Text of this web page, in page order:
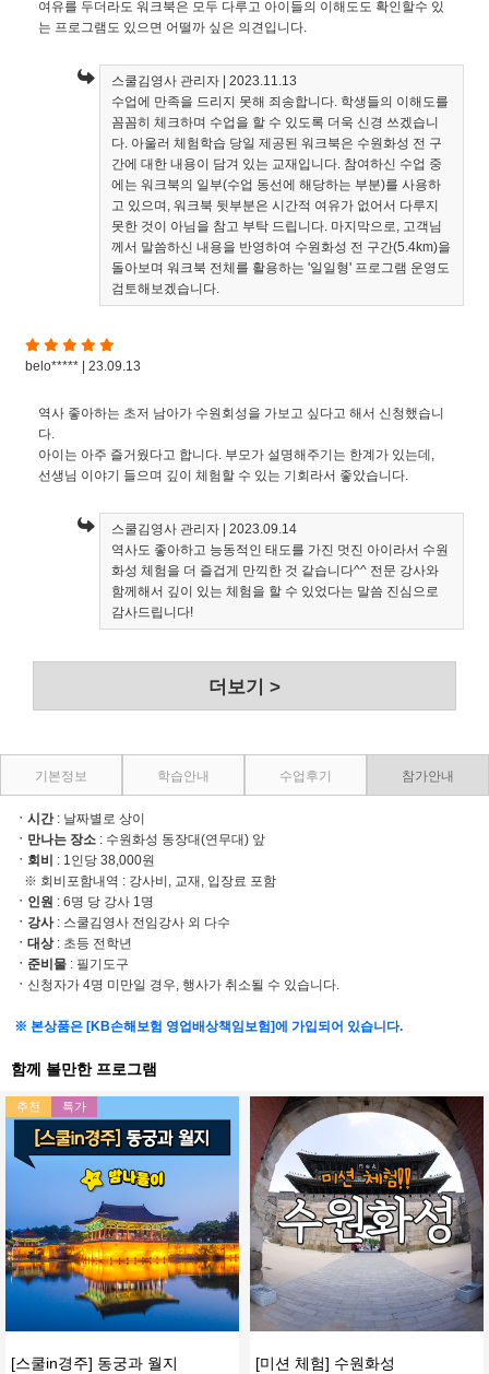
여유를 두더라도 워크북은 모두 다루고 아이들의 이해도도 확인할수 있
는 프로그램도 있으면 어떨까 싶은 의견입니다.
스쿨김영사 관리자| 2023.11.13
수업에 만족을 드리지 못해 죄송합니다. 학생들의 이해도를
꼼꼼히 체크하며 수업을 할 수 있도록 더욱 신경 쓰겠습니
다. 아울러 체험학습 당일 제공된 워크북은 수원화성 전 구
간에 대한 내용이 담겨 있는 교재입니다. 참여하신 수업 중
에는 워크북의 일부(수업 동선에 해당하는 부분)를 사용하
고 있으며, 워크북 뒷부분은 시간적 여유가 없어서 다루지
못한 것이 아님을 참고 부탁 드립니다. 마지막으로, 고객님
께서 말씀하신 내용을 반영하여 수원화성 전 구간(5.4km)을
돌아보며 워크북 전체를 활용하는 '일일형' 프로그램 운영도
검토해보겠습니다.
belo***** | 23.09.13
역사 좋아하는 초저 남아가 수원회성을 가보고 싶다고 해서 신청했습니
다.
아이는 아주 즐거웠다고 합니다. 부모가 설명해주기는 한계가 있는데,
선생님 이야기 들으며 깊이 체험할 수 있는 기회라서 좋았습니다.
스쿨김영사 관리자| 2023.09.14
역사도 좋아하고 능동적인 태도를 가진 멋진 아이라서 수원
화성 체험을 더 즐겁게 만끽한 것 같습니다^^ 전문 강사와
함께해서 깊이 있는 체험을 할 수 있었다는 말씀 진심으로
감사드립니다!
더보기 >
기본정보 학습안내 수업후기 참가안내
ㆍ시간: 날짜별로 상이
ㆍ만나는 장소 : 수원화성 동장대(연무대) 앞
ㆍ회비
: 1인당 38,000원
※ 회비포함내역 : 강사비, 교재, 입장료 포함
ㆍ인원 : 6명 당 강사 1명
ㆍ강사: 스쿨김영사 전임강사 외 다수
ㆍ대상: 초등 전학년
ㆍ준비물 : 필기도구
ㆍ신청자가 4명 미만일 경우, 행사가 취소될 수 있습니다.
※ 본상품은 [KB손해보험 영업배상책임보험]에 가입되어 있습니다.
함께 볼만한 프로그램
추천 특가
[스쿨in경주] 동궁과 월지 [미션 체험] 수원화성